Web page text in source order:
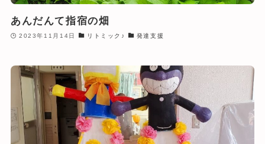
あんだんて指宿の畑
2023年11月14日 リトミック♪ 発達支援